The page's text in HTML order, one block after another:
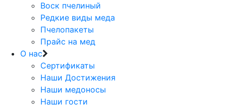
Воск пчелиный
Редкие виды меда
Пчелопакеты
Прайс на мед
О нас
Сертификаты
Наши Достижения
Наши медоносы
Наши гости